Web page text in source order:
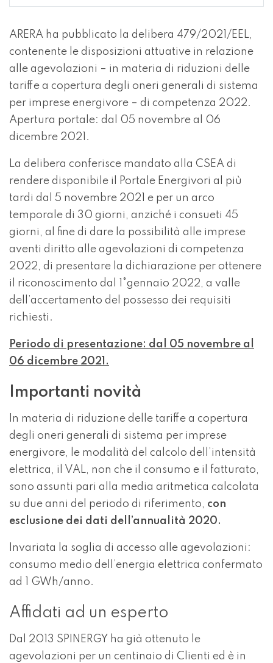
ARERA ha pubblicato la delibera 479/2021/EEL,
contenente le disposizioni attuative in relazione
alle agevolazioni – in materia di riduzioni delle
tariffe a copertura degli oneri generali di sistema
per imprese energivore – di competenza 2022.
Apertura portale: dal 05 novembre al 06
dicembre 2021.
La delibera conferisce mandato alla CSEA di
rendere disponibile il Portale Energivori al più
tardi dal 5 novembre 2021 e per un arco
temporale di 30 giorni, anziché i consueti 45
giorni, al fine di dare la possibilità alle imprese
aventi diritto alle agevolazioni di competenza
2022, di presentare la dichiarazione per ottenere
il riconoscimento dal 1°gennaio 2022, a valle
dell’accertamento del possesso dei requisiti
richiesti.
Periodo di presentazione: dal 05 novembre al
06 dicembre 2021.
Importanti novità
In materia di riduzione delle tariffe a copertura
degli oneri generali di sistema per imprese
energivore, le modalità del calcolo dell’intensità
elettrica, il VAL, non che il consumo e il fatturato,
sono assunti pari alla media aritmetica calcolata
su due anni del periodo di riferimento, con
esclusione dei dati dell’annualità 2020.
Invariata la soglia di accesso alle agevolazioni:
consumo medio dell’energia elettrica confermato
ad 1 GWh/anno.
Affidati ad un esperto
Dal 2013 SPINERGY ha già ottenuto le
agevolazioni per un centinaio di Clienti ed è in